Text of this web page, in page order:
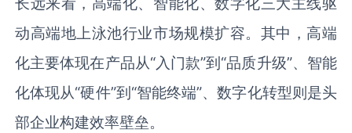
动高端地上泳池行业市场规模扩容。其中，高端
化主要体现在产品从“入门款”到“品质升级”、智能
化体现从“硬件”到“智能终端”、数字化转型则是头
部企业构建效率壁垒。